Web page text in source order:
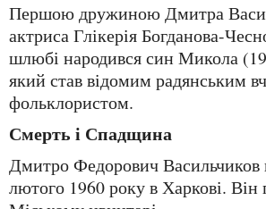
Першою дружиною Дмитра Васильчикова була
актриса Глікерія Богданова-
шлюбі народився син Микола
який став відомим радянським
фольклористом.
Смерть і Спадщина
Дмитро Федорович Васильчиков помер 20
лютого 1960 року в Харкові. Він